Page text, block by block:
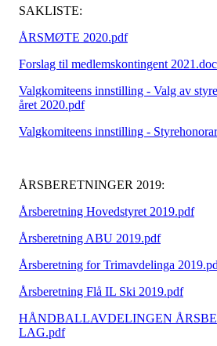
SAKLISTE:
ÅRSMØTE 2020.pdf
Forslag til medlemskontingent
Valgkomiteens innstilling - Valg av
året 2020.pdf
Valgkomiteens innstilling -
ÅRSBERETNINGER 2019:
Årsberetning Hovedstyret 2019.pdf
Årsberetning ABU 2019.pdf
Årsberetning for Trimavdelinga
Årsberetning Flå IL Ski 2019.pdf
HÅNDBALLAVDELINGEN
LAG.pdf